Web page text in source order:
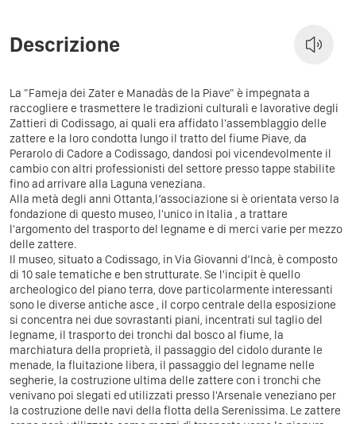
Descrizione
La "Fameja dei Zater e Manadàs de la Piave" è impegnata a
raccogliere e trasmettere le tradizioni culturali e lavorative degli
Zattieri di Codissago, ai quali era affidato l'assemblaggio delle
zattere e la loro condotta lungo il tratto del fiume Piave, da
Perarolo di Cadore a Codissago, dandosi poi vicendevolmente il
cambio con altri professionisti del settore presso tappe stabilite
fino ad arrivare alla Laguna veneziana.
Alla metà degli anni Ottanta,l’associazione si è orientata verso la
fondazione di questo museo, l'unico in Italia , a trattare
l'argomento del trasporto del legname e di merci varie per mezzo
delle zattere.
Il museo, situato a Codissago, in Via Giovanni d’Incà, è composto
di 10 sale tematiche e ben strutturate. Se l'incipit è quello
archeologico del piano terra, dove particolarmente interessanti
sono le diverse antiche asce , il corpo centrale della esposizione
si concentra nei due sovrastanti piani, incentrati sul taglio del
legname, il trasporto dei tronchi dal bosco al fiume, la
marchiatura della proprietà, il passaggio del cidolo durante le
menade, la fluitazione libera, il passaggio del legname nelle
segherie, la costruzione ultima delle zattere con i tronchi che
venivano poi slegati ed utilizzati presso l'Arsenale veneziano per
la costruzione delle navi della flotta della Serenissima. Le zattere